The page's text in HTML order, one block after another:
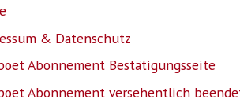
& Datenschutz
Abonnement Bestätigungsseite
Abonnement versehentlich